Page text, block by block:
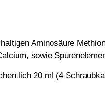
Aminosäure
sowie
20 ml (4